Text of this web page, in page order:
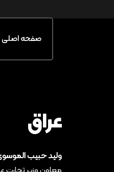
صفحه اصلی
عراق
ولید حبیب